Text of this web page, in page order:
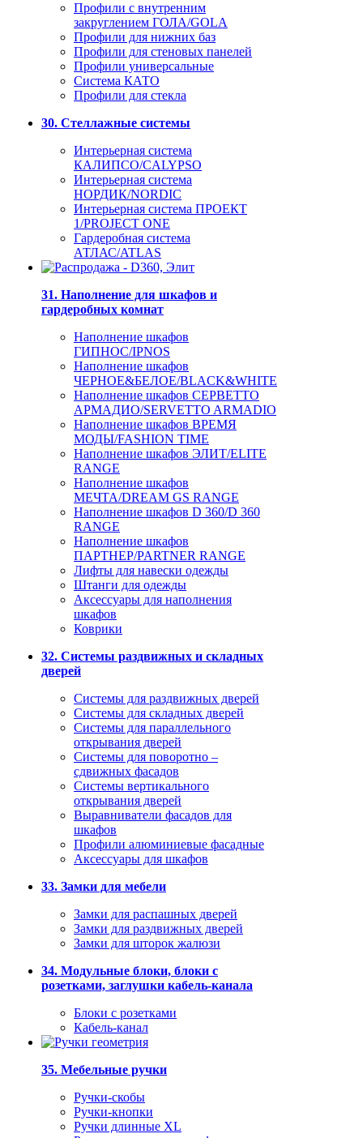
Профили с внутренним
закруглением ГОЛА/GOLA
Профили для нижних баз
Профили для стеновых панелей
Профили универсальные
Система КАТО
Профили для стекла
30. Стеллажные системы
Интерьерная система
КАЛИПСО/CALYPSO
Интерьерная система
НОРДИК/NORDIC
Интерьерная система ПРОЕКТ
1/PROJECT ONE
Гардеробная система
АТЛАС/ATLAS
31. Наполнение для шкафов и
гардеробных комнат
Наполнение шкафов
ГИПНОС/IPNOS
Наполнение шкафов
ЧЕРНОЕ&БЕЛОЕ/BLACK&WHITE
Наполнение шкафов СЕРВЕТТО
АРМАДИО/SERVETTO ARMADIO
Наполнение шкафов ВРЕМЯ
МОДЫ/FASHION TIME
Наполнение шкафов ЭЛИТ/ELITE
RANGE
Наполнение шкафов
МЕЧТА/DREAM GS RANGE
Наполнение шкафов D 360/D 360
RANGE
Наполнение шкафов
ПАРТНЕР/PARTNER RANGE
Лифты для навески одежды
Штанги для одежды
Аксессуары для наполнения
шкафов
Коврики
32. Системы раздвижных и складных
дверей
Системы для раздвижных дверей
Системы для складных дверей
Системы для параллельного
открывания дверей
Системы для поворотно –
сдвижных фасадов
Системы вертикального
открывания дверей
Выравниватели фасадов для
шкафов
Профили алюминиевые фасадные
Аксессуары для шкафов
33. Замки для мебели
Замки для распашных дверей
Замки для раздвижных дверей
Замки для шторок жалюзи
34. Модульные блоки, блоки с
розетками, заглушки кабель-канала
Блоки с розетками
Кабель-канал
35. Мебельные ручки
Ручки-скобы
Ручки-кнопки
Ручки длинные XL